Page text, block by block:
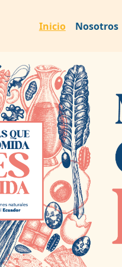
Inicio Nosotros